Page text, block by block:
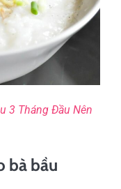
3 Tháng Đầu Nên
bà bầu